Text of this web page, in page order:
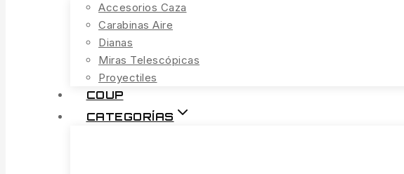
Accesorios Caza
Carabinas Aire
Dianas
Miras Telescópicas
Proyectiles
COUP
CATEGORÍAS